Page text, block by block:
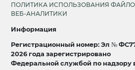
ПОЛИТИКА ИСПОЛЬЗОВАНИЯ
ВЕБ-АНАЛИТИКИ
Информация
Регистрационный номер: Эл №
2026 года зарегистрировано
Федеральной службой по надзору